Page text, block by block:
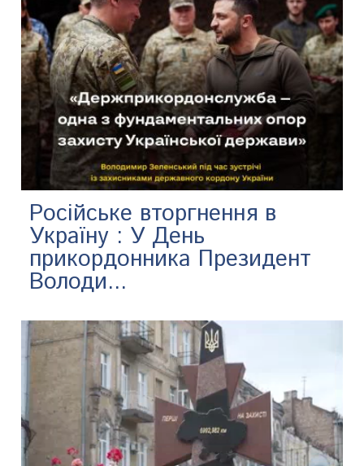
Російське вторгнення в
Україну : У День
прикордонника Президент
Володи...